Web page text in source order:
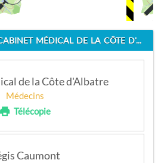
AUTRES NUMÉROS DE CABINET MÉDICAL DE LA CÔTE D'ALBATRE
de la Côte d'Albatre
Médecins
Télécopie
Caumont